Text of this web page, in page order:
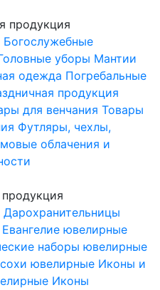
продукция
Богослужебные
уборы Мантии
одежда Погребальные
продукция
для венчания Товары
Футляры, чехлы,
облачения и
Дарохранительницы
Евангелие ювелирные
наборы ювелирные
ювелирные Иконы и
Иконы